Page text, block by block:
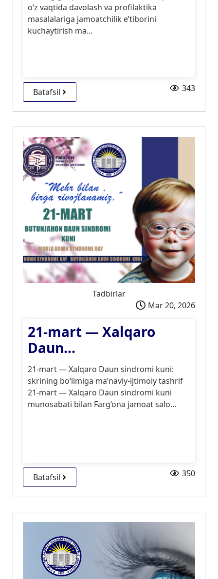
o‘z vaqtida davolash va profilaktika
masalalariga jamoatchilik e’tiborini
kuchaytirish ma...
Batafsil 343
Tadbirlar
Mar 20, 2026
21-mart — Xalqaro
Daun...
21-mart — Xalqaro Daun sindromi kuni:
skrining bo‘limiga ma’naviy-ijtimoiy tashrif
21-mart — Xalqaro Daun sindromi kuni
munosabati bilan Farg‘ona jamoat salo...
Batafsil 350